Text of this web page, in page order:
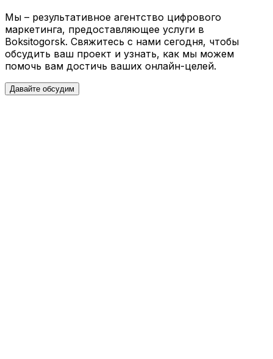
Мы – результативное агентство цифрового
маркетинга, предоставляющее услуги в
Boksitogorsk. Свяжитесь с нами сегодня, чтобы
обсудить ваш проект и узнать, как мы можем
помочь вам достичь ваших онлайн-целей.
Давайте обсудим